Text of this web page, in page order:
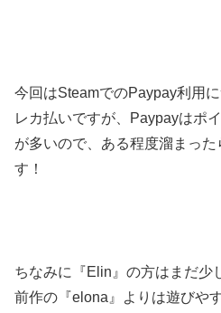
今回はSteamでのPaypay利用
レカ払いですが、Paypayはポ
が多いので、ある程度溜まっ
す！
ちなみに『Elin』の方はまだ少
前作の『elona』よりは遊びや